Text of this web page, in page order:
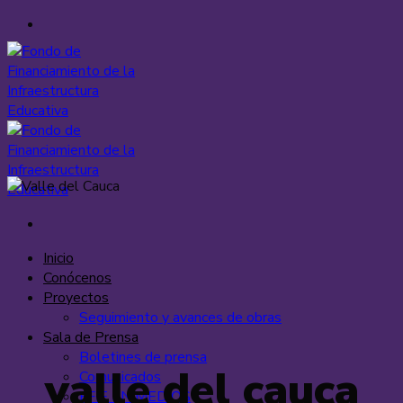
Saltar
al
contenido
Inicio
Conócenos
Proyectos
Seguimiento y avances de obras
Sala de Prensa
Boletines de prensa
Comunicados
FFIE EN MEDIOS
valle del cauca